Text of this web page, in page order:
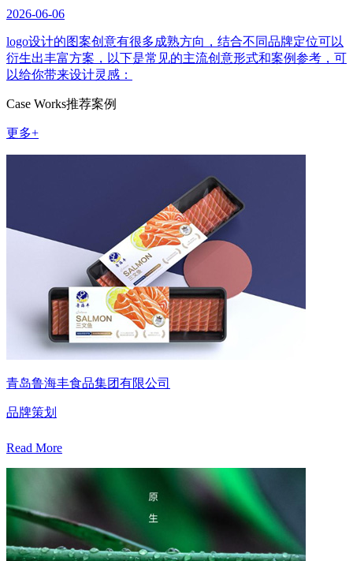
2026-06-06
logo设计的图案创意有很多成熟方向，结合不同品牌定位可以
衍生出丰富方案，以下是常见的主流创意形式和案例参考，可
以给你带来设计灵感：
Case Works推荐案例
更多+
青岛鲁海丰食品集团有限公司
品牌策划
Read More